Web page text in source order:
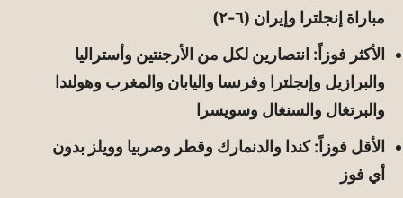
مباراة إنجلترا وإيران (٦-٢)
الأكثر فوزاً: انتصارين لكل من الأرجنتين وأستراليا
والبرازيل وإنجلترا وفرنسا واليابان والمغرب وهولندا
والبرتغال والسنغال وسويسرا
الأقل فوزاً: كندا والدنمارك وقطر وصربيا وويلز بدون
أي فوز